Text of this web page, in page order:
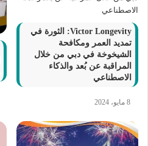
Victor Longevity: الثورة في
تمديد العمر ومكافحة
الشيخوخة في دبي من خلال
المراقبة عن بُعد والذكاء
الاصطناعي
8 مايو، 2024